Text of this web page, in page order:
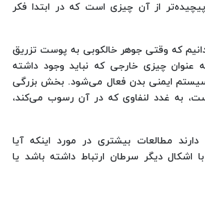
از آن چیزی است که در ابتدا فکر
که وقتی جوهر خالکوبی به پوست تزریق
عنوان چیزی خارجی که نباید وجود داشته
ایمنی بدن فعال می‌شود. بخش بزرگی
به غدد لنفاوی که در آن رسوب می‌کند،
مطالعات بیشتری در مورد اینکه آیا
اشکال دیگر سرطان ارتباط داشته باشد یا